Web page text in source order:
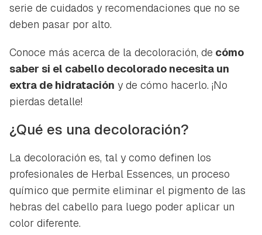
serie de cuidados y recomendaciones que no se
deben pasar por alto.
Conoce más acerca de la decoloración, de cómo
saber si el cabello decolorado necesita un
extra de hidratación y de cómo hacerlo. ¡No
pierdas detalle!
¿Qué es una decoloración?
La decoloración es, tal y como definen los
profesionales de Herbal Essences, un proceso
químico que permite eliminar el pigmento de las
hebras del cabello para luego poder aplicar un
color diferente.